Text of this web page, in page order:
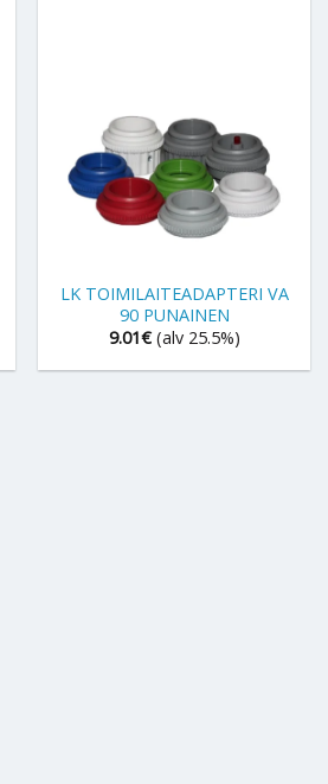
LK TOIMILAITEADAPTERI VA
90 PUNAINEN
9.01€ (alv 25.5%)